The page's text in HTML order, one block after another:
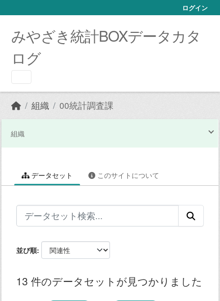
ログイン
みやざき統計BOXデータカタ
ログ
組織 00統計調査課
組織
データセット このサイトについて
並び順
13 件のデータセットが見つかりました